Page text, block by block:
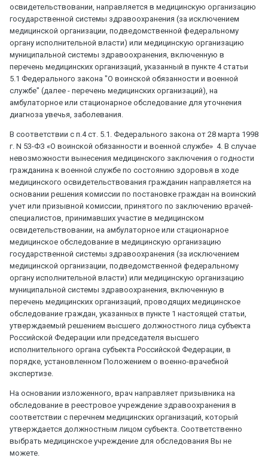
освидетельствовании, направляется в медицинскую организацию
государственной системы здравоохранения (за исключением
медицинской организации, подведомственной федеральному
органу исполнительной власти) или медицинскую организацию
муниципальной системы здравоохранения, включенную в
перечень медицинских организаций, указанный в пункте 4 статьи
5.1 Федерального закона "О воинской обязанности и военной
службе" (далее - перечень медицинских организаций), на
амбулаторное или стационарное обследование для уточнения
диагноза увечья, заболевания.
В соответствии с п.4 ст. 5.1. Федерального закона от 28 марта 1998
г. N 53-ФЗ «О воинской обязанности и военной службе» 4. В случае
невозможности вынесения медицинского заключения о годности
гражданина к военной службе по состоянию здоровья в ходе
медицинского освидетельствования гражданин направляется на
основании решения комиссии по постановке граждан на воинский
учет или призывной комиссии, принятого по заключению врачей-
специалистов, принимавших участие в медицинском
освидетельствовании, на амбулаторное или стационарное
медицинское обследование в медицинскую организацию
государственной системы здравоохранения (за исключением
медицинской организации, подведомственной федеральному
органу исполнительной власти) или медицинскую организацию
муниципальной системы здравоохранения, включенную в
перечень медицинских организаций, проводящих медицинское
обследование граждан, указанных в пункте 1 настоящей статьи,
утверждаемый решением высшего должностного лица субъекта
Российской Федерации или председателя высшего
исполнительного органа субъекта Российской Федерации, в
порядке, установленном Положением о военно-врачебной
экспертизе.
На основании изложенного, врач направляет призывника на
обследование в реестровое учреждение здравоохранения в
соответствии с перечнем медицинских организаций, который
утверждается должностным лицом субъекта. Соответственно
выбрать медицинское учреждение для обследования Вы не
можете.